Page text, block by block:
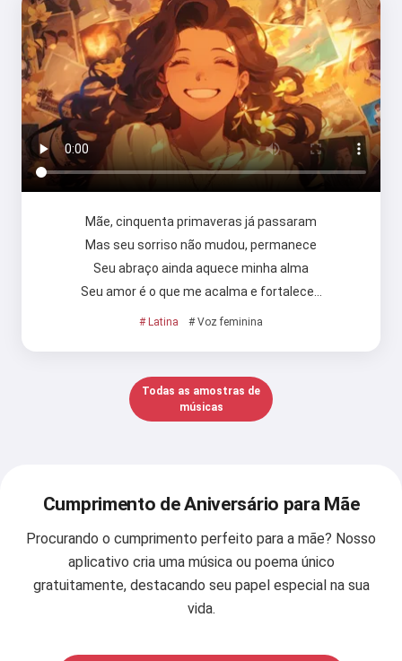
Mãe, cinquenta primaveras já passaram
Mas seu sorriso não mudou, permanece
Seu abraço ainda aquece minha alma
Seu amor é o que me acalma e fortalece…
# Latina # Voz feminina
Todas as amostras de
músicas
Cumprimento de Aniversário para Mãe
Procurando o cumprimento perfeito para a mãe? Nosso
aplicativo cria uma música ou poema único
gratuitamente, destacando seu papel especial na sua
vida.